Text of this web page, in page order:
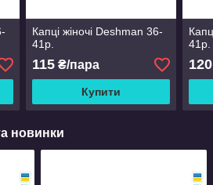
Капці жіночі Deshman 36-
41р.
115₴/пара
Купити
41р.
120
новинки